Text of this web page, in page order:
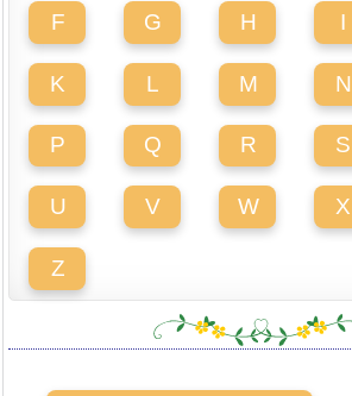
F G H I
K L M N
P Q R S
U V W X
Z